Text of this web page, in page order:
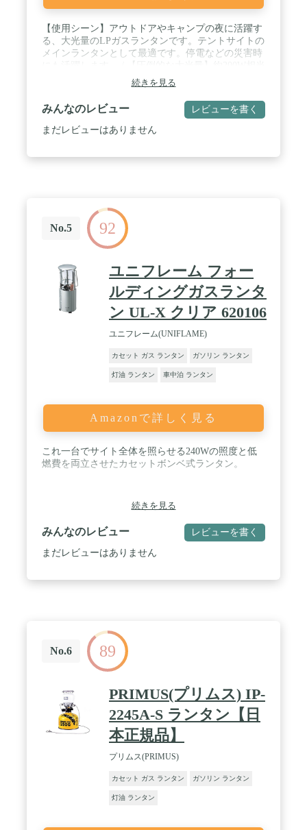
【使用シーン】アウトドアやキャンプの夜に活躍す
る、大光量のLPガスランタンです。テントサイトの
メインランタンとして最適です。停電などの災害時
の大光量でテントサイト全体を明るく照らします。
発光面積の広いチューブ型のマントルを使用してい
るため、広範囲を均一に照らすことができます。 /
【手軽なLPガス式】燃料は取扱いが簡単なLPガス
を使用。本体にLPガス缶をセットして点火するだけ
す。日没から消灯時間までメインランタンとして十
分に使用することができます。 / 【安全に持ち運び
可能】ベイルハンドル（吊り下げハンドル）付きの
為使用中でも安全に持ち運びができます。ランタン
スタンドを併用する場合はベイルハンドルで吊り下
げて使用します。 / 【マントル】発光面積の広いチ
ューブ型のマントルを使用（95102J）。上下にワイ
ヤークリップが付いているので取り付けも簡単で
す。 / 【サイズ】本体サイズ：約φ14.5×26（h）cm
用グローブ：ModelR000B043J 使用マントル：
続きを見る
みんなのレビュー レビューを書く
まだレビューはありません
No.5 92
ユニフレーム フォー
ルディングガスランタ
ン UL-X クリア 620106
ユニフレーム(UNIFLAME)
カセット ガス ランタン ガソリン ランタン
灯油 ランタン 車中泊 ランタン
Amazonで詳しく見る
これ一台でサイト全体を照らせる240Wの照度と低
燃費を両立させたカセットボンベ式ランタン。
続きを見る
みんなのレビュー レビューを書く
まだレビューはありません
No.6 89
PRIMUS(プリムス) IP-
2245A-S ランタン【日
本正規品】
プリムス(PRIMUS)
カセット ガス ランタン ガソリン ランタン
灯油 ランタン